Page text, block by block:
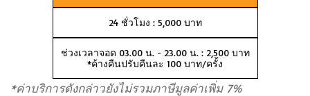
24 ชั่วโมง : 5,000 บาท
ช่วงเวลาจอด 03.00 น. - 23.00 น. : 2,500 บาท
*ค้างคืนปรับคืนละ 100 บาท/ครั้ง
*ค่าบริการดังกล่าวยังไม่รวมภาษีมูลค่าเพิ่ม 7%